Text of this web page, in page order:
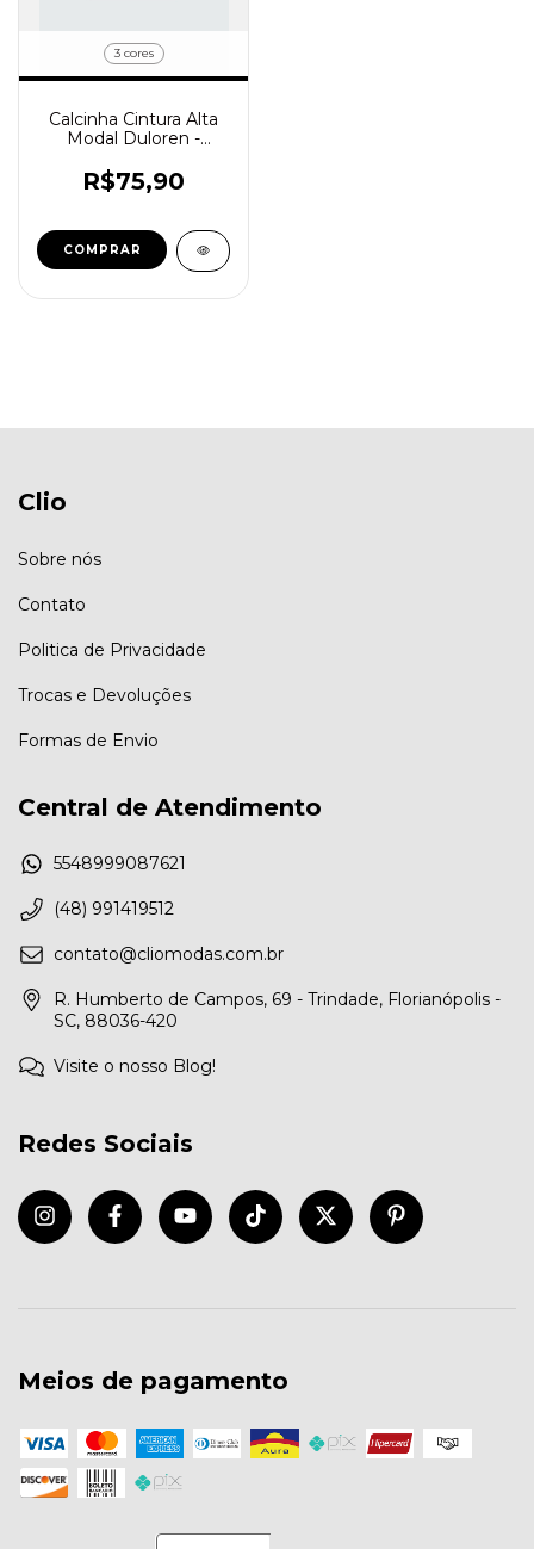
3 cores
Calcinha Cintura Alta
Modal Duloren -
R$75,90
COMPRAR
Clio
Sobre nós
Contato
Politica de Privacidade
Trocas e Devoluções
Formas de Envio
Central de Atendimento
5548999087621
(48) 991419512
contato@cliomodas.com.br
R. Humberto de Campos, 69 - Trindade, Florianópolis -
SC, 88036-420
Visite o nosso Blog!
Redes Sociais
Meios de pagamento